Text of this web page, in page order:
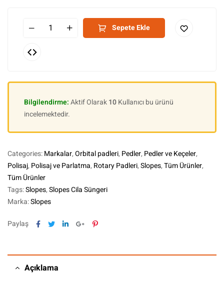
Sepete Ekle
Bilgilendirme:Aktif Olarak10Kullanıcı bu ürünü
incelemektedir.
Categories:Markalar,Orbital padleri, Pedler, Pedler ve Keçeler,
Polisaj, Polisaj ve Parlatma, Rotary Padleri,Slopes,Tüm Ürünler,
Tüm Ürünler
Tags:Slopes,Slopes Cila Süngeri
Marka:Slopes
Paylaş Facebook
TwitterLinkedinGoogle+Pinterest
Açıklama